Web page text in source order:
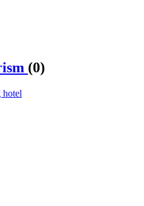
(0)
hotel